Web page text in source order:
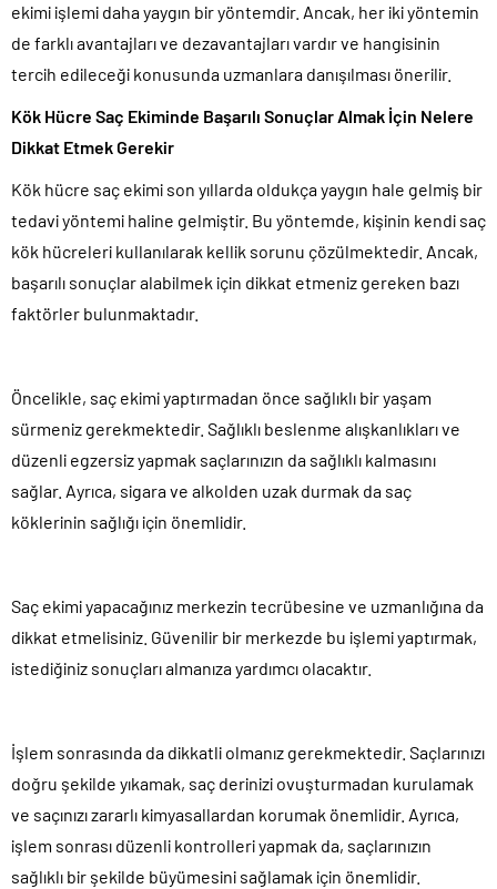
ekimi işlemi daha yaygın bir yöntemdir. Ancak, her iki yöntemin
de farklı avantajları ve dezavantajları vardır ve hangisinin
tercih edileceği konusunda uzmanlara danışılması önerilir.
Kök Hücre Saç Ekiminde Başarılı Sonuçlar Almak İçin Nelere
Dikkat Etmek Gerekir
Kök hücre saç ekimi son yıllarda oldukça yaygın hale gelmiş bir
tedavi yöntemi haline gelmiştir. Bu yöntemde, kişinin kendi saç
kök hücreleri kullanılarak kellik sorunu çözülmektedir. Ancak,
başarılı sonuçlar alabilmek için dikkat etmeniz gereken bazı
faktörler bulunmaktadır.
Öncelikle, saç ekimi yaptırmadan önce sağlıklı bir yaşam
sürmeniz gerekmektedir. Sağlıklı beslenme alışkanlıkları ve
düzenli egzersiz yapmak saçlarınızın da sağlıklı kalmasını
sağlar. Ayrıca, sigara ve alkolden uzak durmak da saç
köklerinin sağlığı için önemlidir.
Saç ekimi yapacağınız merkezin tecrübesine ve uzmanlığına da
dikkat etmelisiniz. Güvenilir bir merkezde bu işlemi yaptırmak,
istediğiniz sonuçları almanıza yardımcı olacaktır.
İşlem sonrasında da dikkatli olmanız gerekmektedir. Saçlarınızı
doğru şekilde yıkamak, saç derinizi ovuşturmadan kurulamak
ve saçınızı zararlı kimyasallardan korumak önemlidir. Ayrıca,
işlem sonrası düzenli kontrolleri yapmak da, saçlarınızın
sağlıklı bir şekilde büyümesini sağlamak için önemlidir.